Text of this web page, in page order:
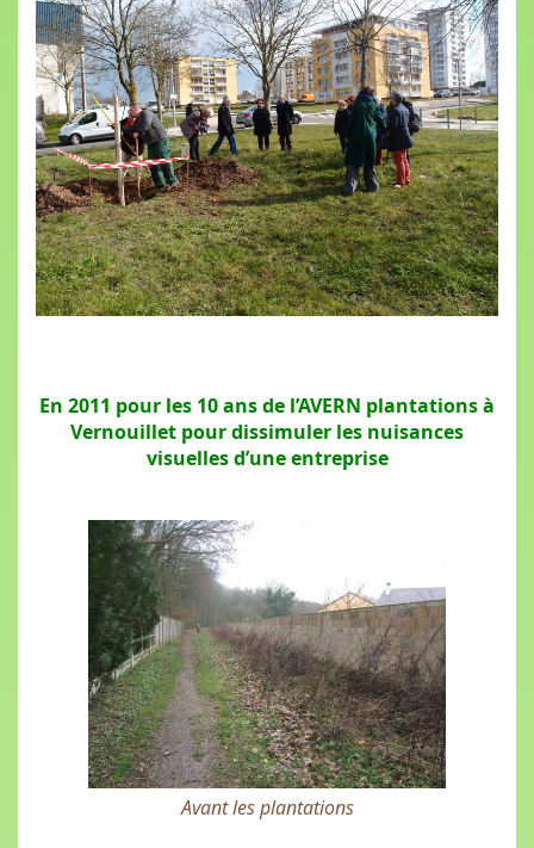
En 2011 pour les 10 ans de l’AVERN plantations à
Vernouillet pour dissimuler les nuisances
visuelles d’une entreprise
Avant les plantations